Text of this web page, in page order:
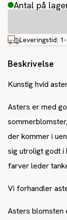
Antal på
Leveringstid:
Beskrivelse
Kunstig hvid
Asters er med
der kommer i
sig utroligt godt i
farver leder
Vi forhandler
Asters blomsten